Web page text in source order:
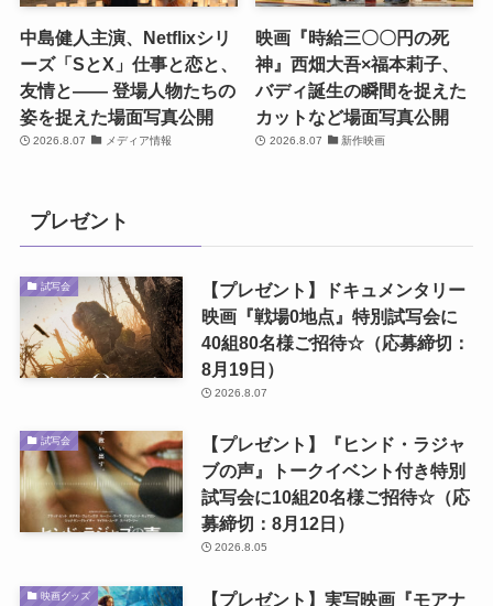
中島健人主演、Netflixシリ
ーズ「SとX」仕事と恋と、
友情と―― 登場人物たちの
姿を捉えた場面写真公開
2026.8.07 メディア情報
映画『時給三〇〇円の死
神』西畑大吾×福本莉子、
バディ誕生の瞬間を捉えた
カットなど場面写真公開
2026.8.07 新作映画
プレゼント
試写会
【プレゼント】ドキュメンタリー
映画『戦場0地点』特別試写会に
40組80名様ご招待☆（応募締切：
8月19日）
2026.8.07
試写会
【プレゼント】『ヒンド・ラジャ
ブの声』トークイベント付き特別
試写会に10組20名様ご招待☆（応
募締切：8月12日）
2026.8.05
映画グッズ 【プレゼント】実写映画『モアナ